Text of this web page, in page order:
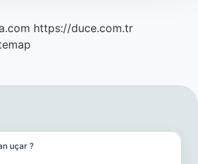
https://duce.com.tr
uçar ?